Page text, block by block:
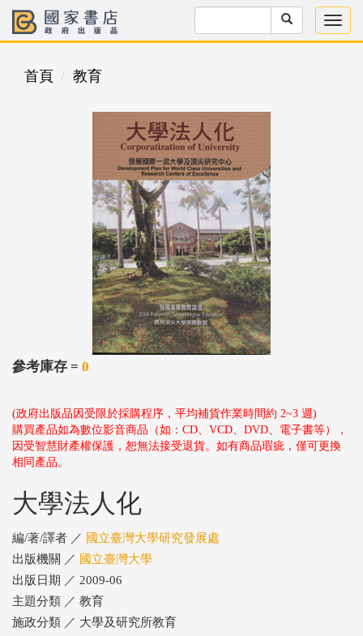
首頁 教育
參考庫存 = 0
(政府出版品因受限於採購程序，平均補貨作業時間約 2~3 週)
購買產品如為數位影音商品（如：CD、VCD、DVD、電子書等），
因受智慧財產權保護，恕無法接受退貨。如有商品瑕疵，僅可更換
相同產品。
大學法人化
編/著/譯者 ／ 國立臺灣大學研究發展處
出版機關 ／ 國立臺灣大學
出版日期 ／ 2009-06
主題分類 ／ 教育
施政分類 ／ 大學及研究所教育